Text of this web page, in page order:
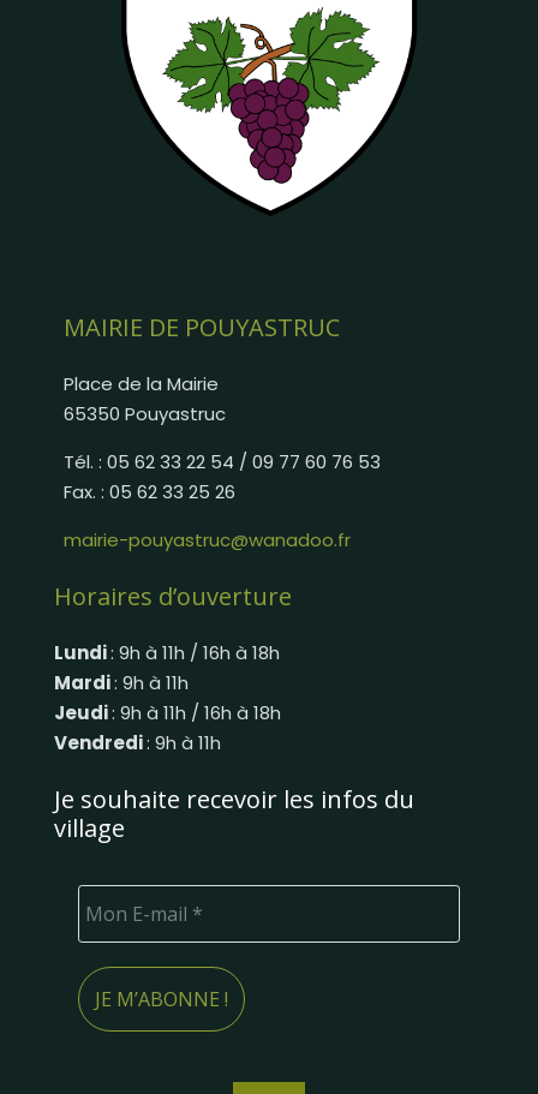
MAIRIE DE POUYASTRUC
Place de la Mairie
65350 Pouyastruc
Tél. : 05 62 33 22 54 / 09 77 60 76 53
Fax. : 05 62 33 25 26
mairie-pouyastruc@wanadoo.fr
Horaires d’ouverture
Lundi: 9h à 11h / 16h à 18h
Mardi: 9h à 11h
Jeudi: 9h à 11h / 16h à 18h
Vendredi: 9h à 11h
Je souhaite recevoir les infos du
village